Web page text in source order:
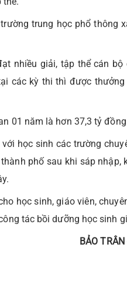
trung học phổ thông
nhiều giải, tập thể cán
các kỳ thi thì được
01 năm là hơn 37,3 tỷ
học sinh các trường
phố sau khi sáp nhập,
học sinh, giáo viên,
tác bồi dưỡng học sinh
BẢO